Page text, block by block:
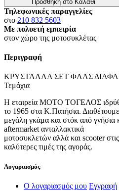
Προσθήκη στο Καλάθι
Τηλεφωνικές παραγγελίες
στο 210 832 5603
Με πολυετή εμπειρία
στον χώρο της μοτοσυκλέτας
Περιγραφή
ΚΡΥΣΤΑΛΛΑ ΣΕΤ ΦΛΑΣ
Τεμάχια
Η εταιρεία ΜΟΤΟ ΤΟΓΕΛΟΣ
το 1965 στα Κ.Πατήσια. Διαθέτουμε
μεγάλη γκάμα και στόκ από γνήσια
aftermarket ανταλλακτικά
μοτοσυκλετών αλλά και scooter στις
καλύτερες τιμές της αγοράς.
Λογαριασμός
Ο λογαριασμός μου Εγγραφή